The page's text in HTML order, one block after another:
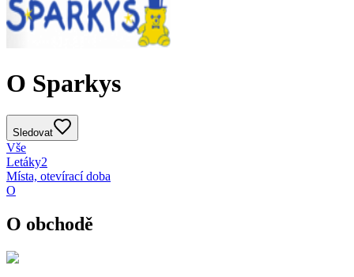
O Sparkys
Sledovat
Vše
Letáky2
Místa, otevírací doba
O
O obchodě